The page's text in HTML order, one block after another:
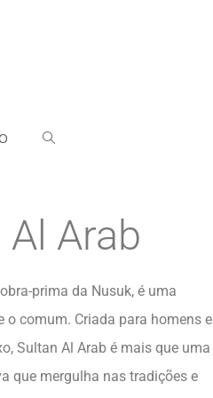
Arab
prima da Nusuk, é uma
o comum. Criada para homens e
Sultan Al Arab é mais que uma
que mergulha nas tradições e